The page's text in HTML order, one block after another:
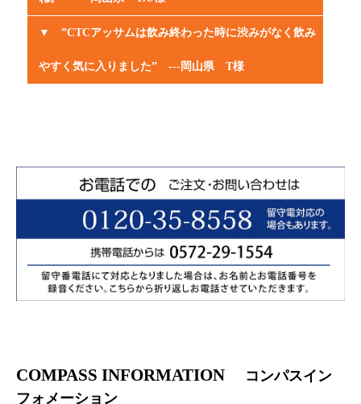
コンパスさんのお茶が切れてしまい、他のを飲んでい
（上野が講師を務めた「アフタヌーンティー」の授業
桃花様 （女性）
寒くなってきて、ミルクティーを毎朝、飲む季節にな
山のイオンで、購入いたしました。毎回出店されるの
が楽しみで、スタッフさんから、飲み方のアドバイス
この味を家でも飲みたいと思っていたのですが、なか
なか、思うものに行きあたらなかったのですが、今回
イオンに出店されていた、南インドの料理屋さんの奥
様とお話しして、コンパスの紅茶を使ってチャイをお
店で出していることを教えてくださいました。毎朝の
楽しみが増えました。 毎日飲んでも、美味しい茶葉
▼ ”CTCアッサムは飲み終わった時に渋みがなく飲み
やすく気に入りました” ---岡山県 T様
タヌーンティーの会、本当に素晴らしかったです。
知らないことが沢山あって勉強になったことも楽しか
ったですし、食べ物も最高、無論紅茶は極上で、本当
に幸せな時間でした。
コンパスさんの、紅茶のみならず食全体に対する誠実
なお姿、とてもとても感銘を受けております。
COMPASS INFORMATION
コンパスイン
フォメーション